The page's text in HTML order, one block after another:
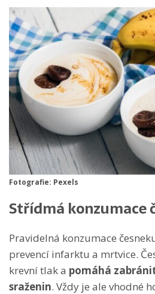
Fotografie: Pexels
Střídmá konzumace
Pravidelná konzumace
prevencí infarktu a mrtvice.
krevní tlak a pomáhá
sraženin. Vždy je ale vhodné